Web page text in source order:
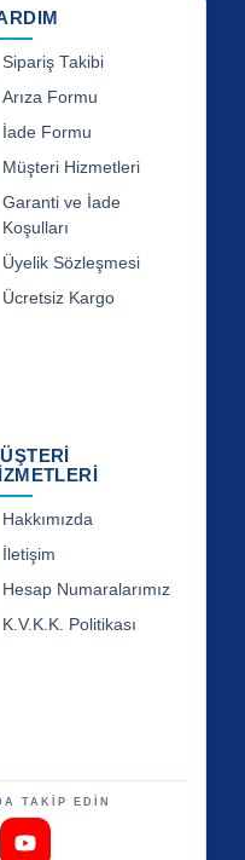
Sipariş Takibi
Arıza Formu
İade Formu
Müşteri Hizmetleri
Garanti ve İade
Koşulları
Üyelik Sözleşmesi
Ücretsiz Kargo
Hakkımızda
İletişim
Hesap Numaralarımız
K.V.K.K. Politikası
TAKİP EDİN